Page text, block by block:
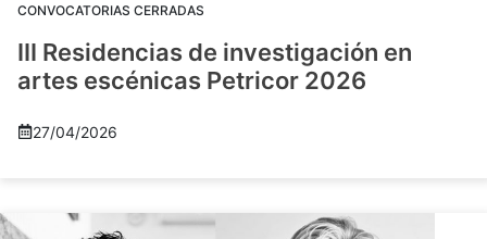
CONVOCATORIAS CERRADAS
III Residencias de investigación en
artes escénicas Petricor 2026
27/04/2026